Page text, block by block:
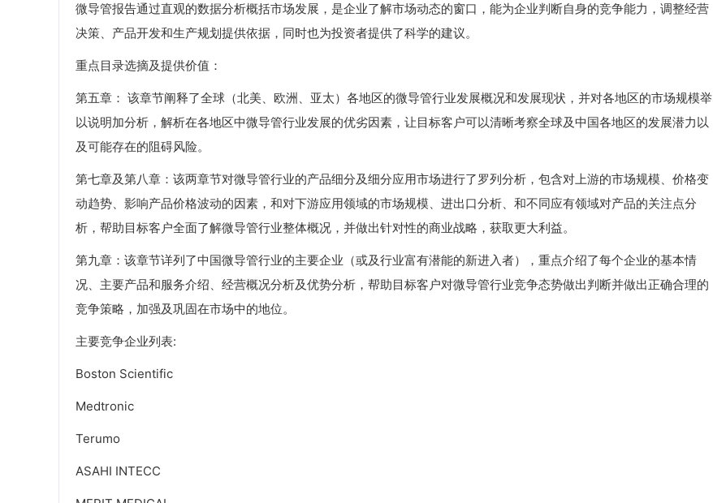
微导管报告通过直观的数据分析概括市场发展，是企业了解市场动态的窗口，能为企业判断自身的竞争能力，调整经营
决策、产品开发和生产规划提供依据，同时也为投资者提供了科学的建议。
重点目录选摘及提供价值：
第五章： 该章节阐释了全球（北美、欧洲、亚太）各地区的微导管行业发展概况和发展现状，并对各地区的市场规模举
以说明加分析，解析在各地区中微导管行业发展的优劣因素，让目标客户可以清晰考察全球及中国各地区的发展潜力以
及可能存在的阻碍风险。
第七章及第八章：该两章节对微导管行业的产品细分及细分应用市场进行了罗列分析，包含对上游的市场规模、价格变
动趋势、影响产品价格波动的因素，和对下游应用领域的市场规模、进出口分析、和不同应有领域对产品的关注点分
析，帮助目标客户全面了解微导管行业整体概况，并做出针对性的商业战略，获取更大利益。
第九章：该章节详列了中国微导管行业的主要企业（或及行业富有潜能的新进入者），重点介绍了每个企业的基本情
况、主要产品和服务介绍、经营概况分析及优势分析，帮助目标客户对微导管行业竞争态势做出判断并做出正确合理的
竞争策略，加强及巩固在市场中的地位。
主要竞争企业列表:
Boston Scientific
Medtronic
Terumo
ASAHI INTECC